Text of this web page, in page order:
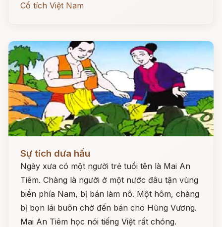
Cổ tích Việt Nam
Sự tích dưa hấu
Ngày xưa có một người trẻ tuổi tên là Mai An
Tiêm. Chàng là người ở một nước đâu tận vùng
biển phía Nam, bị bán làm nô. Một hôm, chàng
bị bọn lái buôn chở đến bán cho Hùng Vương.
Mai An Tiêm học nói tiếng Việt rất chóng.